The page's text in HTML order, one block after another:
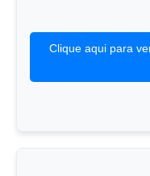
Clique aqui para